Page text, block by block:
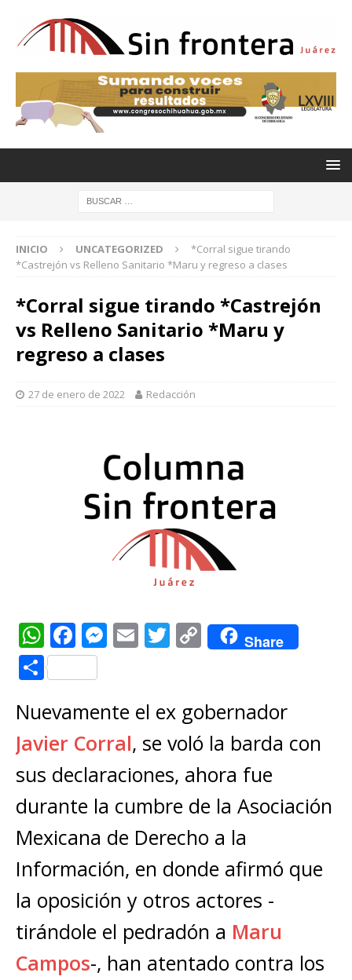
INICIO UNCATEGORIZED
*Corral sigue tirando
*Castrejón vs Relleno Sanitario *Maru y regreso a clases
*Corral sigue tirando *Castrejón
vs Relleno Sanitario *Maru y
regreso a clases
27 de enero de 2022 Redacción
W
h
at
s
A
p
p
F
a
c
e
b
o
o
k
M
e
n
g
e
r
E
l
T
te
r
C
o
y
Li
n
k
Share
C
m
p
ar
ti
r
Nuevamente el ex gobernador
Javier Corral, se voló la barda con
sus declaraciones, ahora fue
durante la cumbre de la Asociación
Mexicana de Derecho a la
Información, en donde afirmó que
la oposición y otros actores -
tirándole el pedradón a Maru
Campos-, han atentado contra los